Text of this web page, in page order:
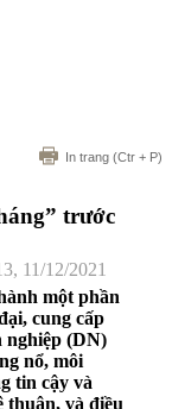
In trang (Ctr + P)
trước
11/12/2021
một phần
cung cấp
nghiệp (DN)
nổ, môi
tin cậy và
thuận, và điều